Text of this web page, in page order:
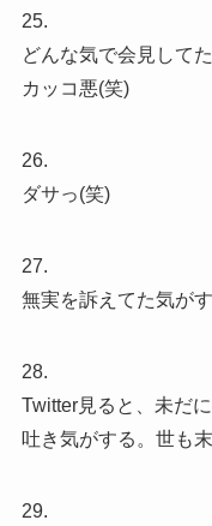
25.
どんな気で会見して
カッコ悪(笑)
26.
ダサっ(笑)
27.
無実を訴えてた気が
28.
Twitter見ると、未だ
吐き気がする。世も末
29.